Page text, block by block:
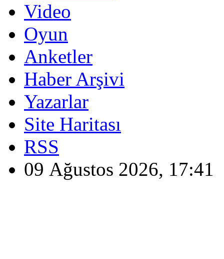
Video
Oyun
Anketler
Haber Arşivi
Yazarlar
Site Haritası
RSS
09 Ağustos 2026, 17:41